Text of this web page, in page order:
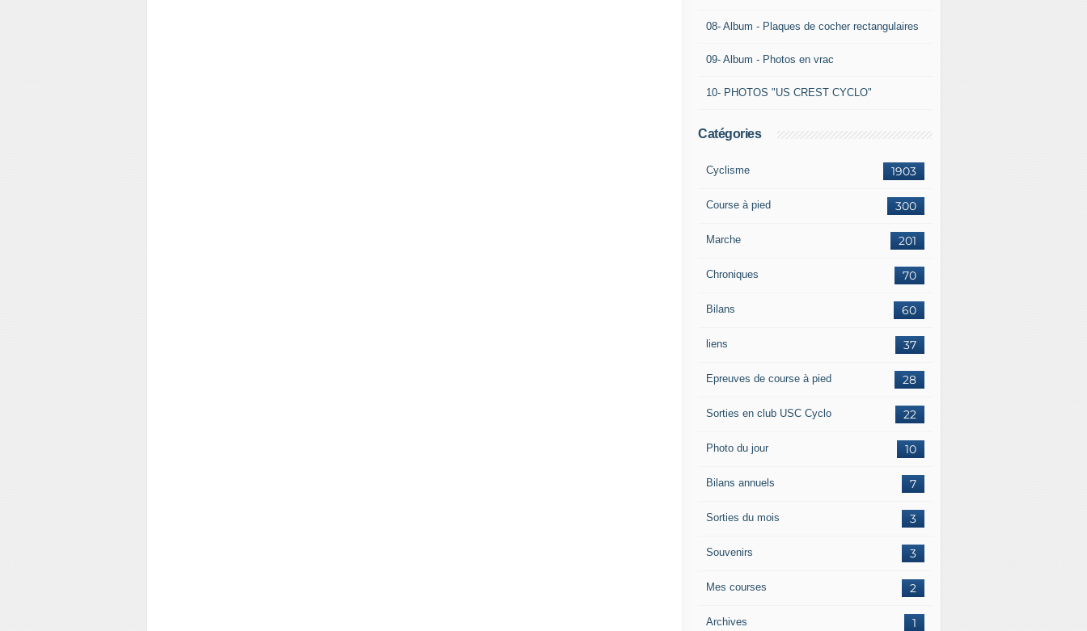
08- Album - Plaques de cocher rectangulaires
09- Album - Photos en vrac
10- PHOTOS "US CREST CYCLO"
Catégories
1903
Cyclisme
300
Course à pied
201
Marche
70
Chroniques
60
Bilans
37
liens
28
Epreuves de course à pied
22
Sorties en club USC Cyclo
10
Photo du jour
7
Bilans annuels
3
Sorties du mois
3
Souvenirs
2
Mes courses
1
Archives